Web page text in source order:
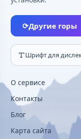
⟳Другие горы
Шрифт для
О сервисе
Контакты
Блог
Карта сайта